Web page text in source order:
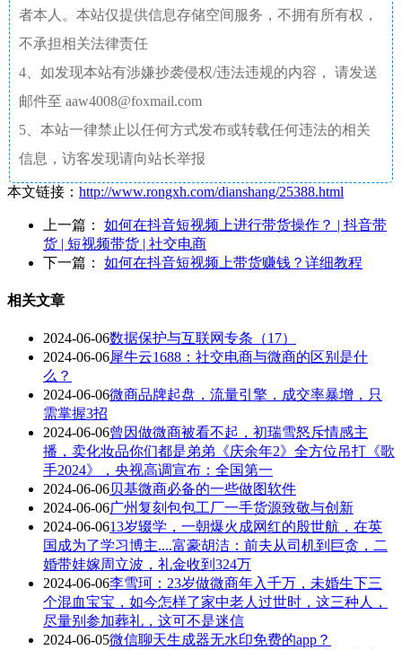
者本人。本站仅提供信息存储空间服务，不拥有所有权，
不承担相关法律责任
4、如发现本站有涉嫌抄袭侵权/违法违规的内容， 请发送
邮件至 aaw4008@foxmail.com
5、本站一律禁止以任何方式发布或转载任何违法的相关
信息，访客发现请向站长举报
本文链接： http://www.rongxh.com/dianshang/25388.html
上一篇： 如何在抖音短视频上进行带货操作？ | 抖音带
货 | 短视频带货 | 社交电商
下一篇： 如何在抖音短视频上带货赚钱？详细教程
相关文章
2024-06-06数据保护与互联网专条（17）
2024-06-06犀牛云1688：社交电商与微商的区别是什
么？
2024-06-06微商品牌起盘，流量引擎，成交率暴增，只
需掌握3招
2024-06-06曾因做微商被看不起，初瑞雪怒斥情感主
播，卖化妆品你们都是弟弟《庆余年2》全方位吊打《歌
手2024》，央视高调宣布：全国第一
2024-06-06贝基微商必备的一些做图软件
2024-06-06广州复刻包包工厂一手货源致敬与创新
2024-06-0613岁辍学，一朝爆火成网红的殷世航，在英
国成为了学习博主....富豪胡洁：前夫从司机到巨贪，二
婚带娃嫁周立波，礼金收到324万
2024-06-06李雪珂：23岁做微商年入千万，未婚生下三
个混血宝宝，如今怎样了家中老人过世时，这三种人，
尽量别参加葬礼，这可不是迷信
2024-06-05微信聊天生成器无水印免费的app？